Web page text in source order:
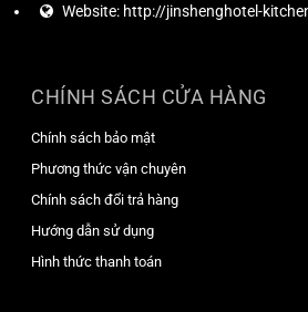
Website: http://jinshenghotel-
CHÍNH SÁCH CỬA HÀNG
Chính sách bảo mật
Phương thức vận chuyên
Chính sách đổi trả hàng
Hướng dẫn sử dụng
Hình thức thanh toán